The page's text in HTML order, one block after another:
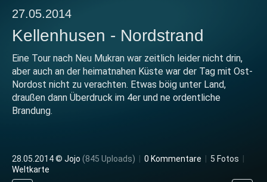
27.05.2014
Kellenhusen - Nordstrand
Eine Tour nach Neu Mukran war zeitlich leider nicht drin,
aber auch an der heimatnahen Küste war der Tag mit Ost-
Nordost nicht zu verachten. Etwas böig unter Land,
draußen dann Überdruck im 4er und ne ordentliche
Brandung.
28.05.2014 © Jojo (845 Uploads) 0 Kommentare 5 Fotos
Weltkarte